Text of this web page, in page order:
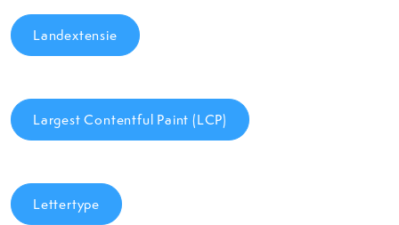
Landextensie
Largest Contentful Paint (LCP)
Lettertype